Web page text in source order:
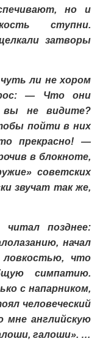
но и
ступни.
затворы
ли не хором
— Что они
не видите?
пойти в них
прекрасно! —
в блокноте,
советских
звучат так же,
позднее:
начал
ловкостью, что
симпатию.
с напарником,
человеческий
мне английскую
галоши». …